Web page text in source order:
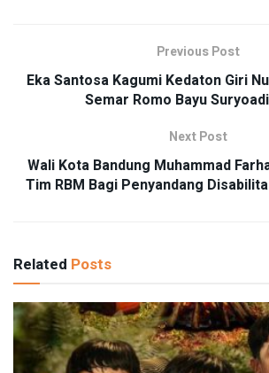
Previous Post
Eka Santosa Kagumi Kedaton Giri
Semar Romo Bayu
Next Post
Wali Kota Bandung Muhammad
Tim RBM Bagi Penyandang
Related Posts